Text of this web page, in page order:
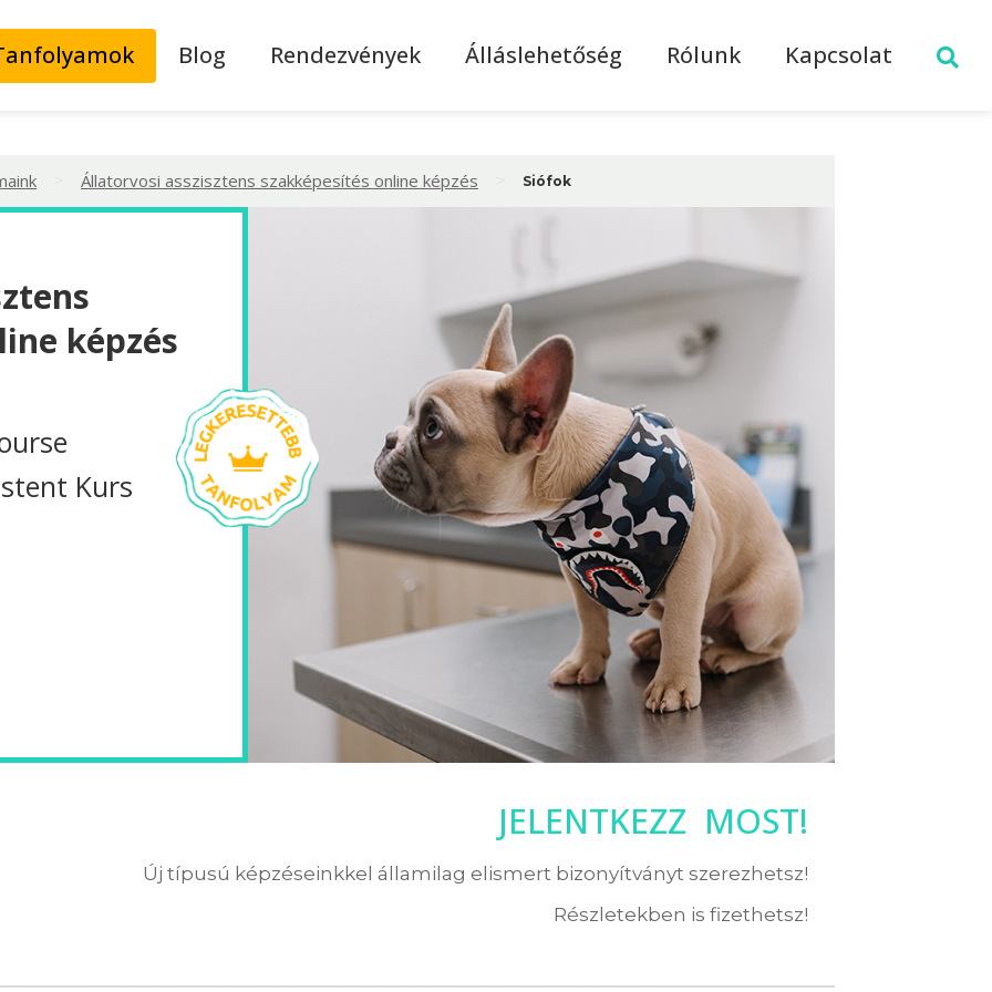
Blog Rendezvények Álláslehetőség Rólunk Kapcsolat
Állatorvosi asszisztens szakképesítés online képzés Siófok
képzés
Kurs
JELENTKEZZ MOST!
Új típusú képzéseinkkel államilag elismert bizonyítványt szerezhetsz!
Részletekben is fizethetsz!